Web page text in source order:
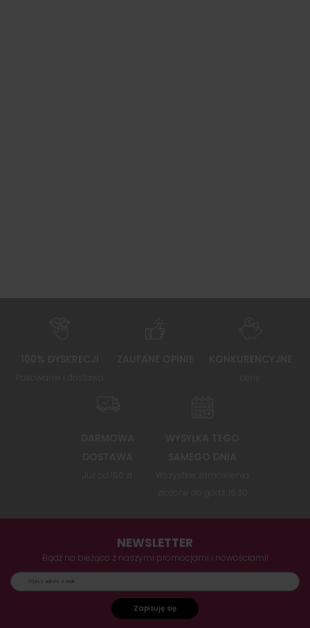
NEWSLETTER
Bądź na bieżąco z naszymi promocjami i nowościami!
Zapisuję się